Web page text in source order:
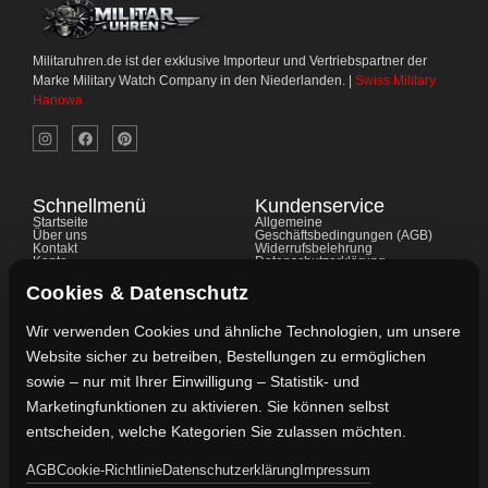
Militaruhren.de ist der exklusive Importeur und Vertriebspartner der
Marke Military Watch Company in den Niederlanden. | Swiss Military
Hanowa
Schnellmenü
Startseite
Über uns
Kontakt
Konto
FAQ's
Kundenservice
Allgemeine
Geschäftsbedingungen (AGB)
Widerrufsbelehrung
Datenschutzerklärung
Kontaktdaten
Vertreten durch:
Lievaart B.V.
Kontakt:
Cookies & Datenschutz
Wir verwenden Cookies und ähnliche Technologien, um unsere
Website sicher zu betreiben, Bestellungen zu ermöglichen
sowie – nur mit Ihrer Einwilligung – Statistik- und
Marketingfunktionen zu aktivieren. Sie können selbst
entscheiden, welche Kategorien Sie zulassen möchten.
AGBCookie-RichtlinieDatenschutzerklärung Impressum